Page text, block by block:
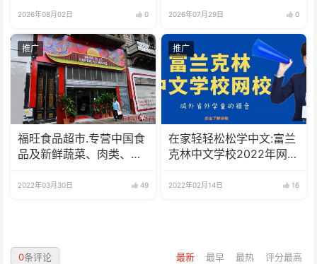
2026年08月02日 0 2026年07月29日 0
推广
福旺食品超市.专营中国食
品及新鲜蔬菜、肉类、
2022年03月30日 49
推广
在家轻轻松松学中文:富兰
克林中文学校2022年网校
2022年02月14日 16
最新 最早 最热 评分最高
0条评论